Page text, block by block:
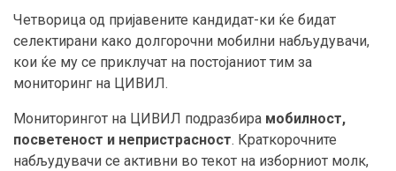
Четворица од пријавените кандидат-ки ќе бидат
селектирани како долгорочни мобилни набљудувачи,
кои ќе му се приклучат на постојаниот тим за
мониторинг на ЦИВИЛ.
Мониторингот на ЦИВИЛ подразбира мобилност,
посветеност и непристрасност. Краткорочните
набљудувачи се активни во текот на изборниот молк,